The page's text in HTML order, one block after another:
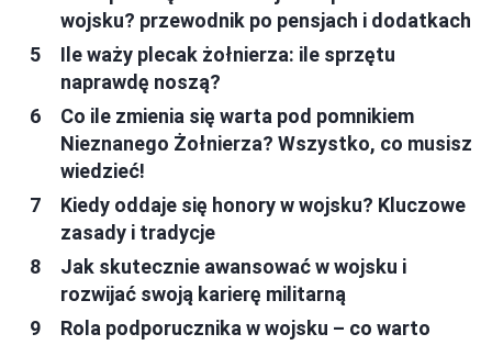
wojsku? przewodnik po pensjach i dodatkach
Ile waży plecak żołnierza: ile sprzętu
naprawdę noszą?
Co ile zmienia się warta pod pomnikiem
Nieznanego Żołnierza? Wszystko, co musisz
wiedzieć!
Kiedy oddaje się honory w wojsku? Kluczowe
zasady i tradycje
Jak skutecznie awansować w wojsku i
rozwijać swoją karierę militarną
Rola podporucznika w wojsku – co warto